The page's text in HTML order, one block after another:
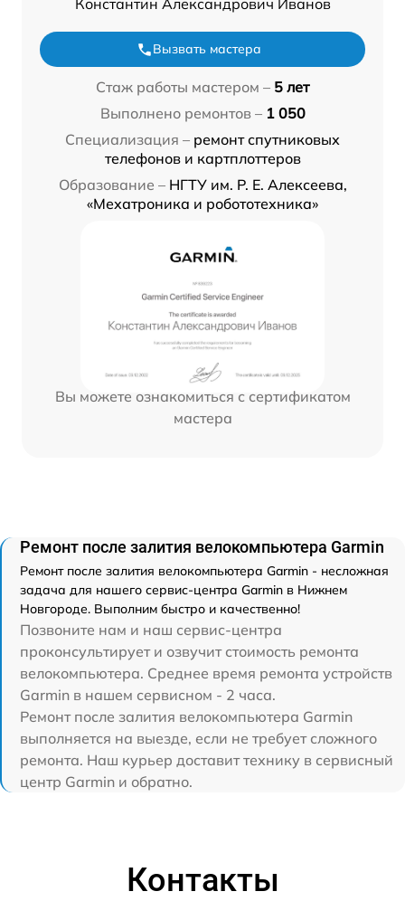
Константин Александрович Иванов
Вызвать мастера
Стаж работы мастером – 5 лет
Выполнено ремонтов – 1 050
Специализация – ремонт спутниковых
телефонов и картплоттеров
Образование – НГТУ им. Р. Е. Алексеева,
«Мехатроника и робототехника»
Вы можете ознакомиться с сертификатом
мастера
Ремонт после залития велокомпьютера Garmin
Ремонт после залития велокомпьютера Garmin - несложная
задача для нашего сервис-центра Garmin в Нижнем
Новгороде. Выполним быстро и качественно!
Позвоните нам и наш сервис-центра
проконсультирует и озвучит стоимость ремонта
велокомпьютера. Среднее время ремонта устройств
Garmin в нашем сервисном - 2 часа.
Ремонт после залития велокомпьютера Garmin
выполняется на выезде, если не требует сложного
ремонта. Наш курьер доставит технику в сервисный
центр Garmin и обратно.
Контакты